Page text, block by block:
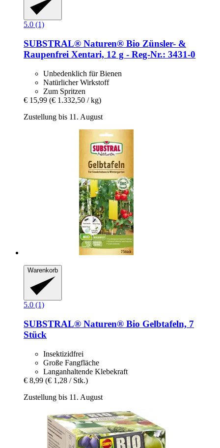
5.0 (1)
SUBSTRAL® Naturen® Bio Zünsler-​ &
Raupenfrei Xentari, 12 g -​ Reg-​Nr.: 3431-​0
Unbedenklich für Bienen
Natürlicher Wirkstoff
Zum Spritzen
€ 15,99 (€ 1.332,50 / kg)
Zustellung bis 11. August
Warenkorb
5.0 (1)
SUBSTRAL® Naturen® Bio Gelbtafeln, 7
Stück
Insektizidfrei
Große Fangfläche
Langanhaltende Klebekraft
€ 8,99 (€ 1,28 / Stk.)
Zustellung bis 11. August